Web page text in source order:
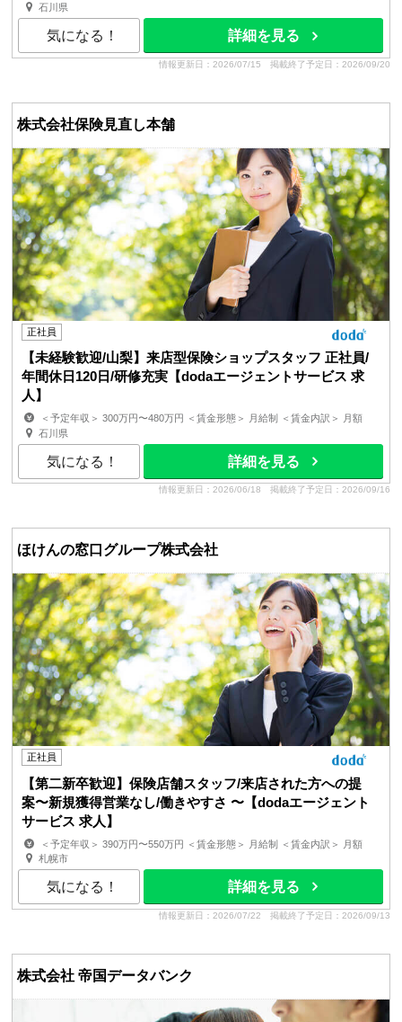
（基本給）：170,000円 その他固定手当/月：46,200...
石川県
気になる！ 詳細を見る
情報更新日：2026/07/15 掲載終了予定日：2026/09/20
株式会社保険見直し本舗
正社員
【未経験歓迎/山梨】来店型保険ショップスタッフ 正社員/
年間休日120日/研修充実【dodaエージェントサービス 求
人】
＜予定年収＞ 300万円〜480万円 ＜賃金形態＞ 月給制 ＜賃金内訳＞ 月額
（基本給）：200,000円〜320,000円 固定残業手当/...
石川県
気になる！ 詳細を見る
情報更新日：2026/06/18 掲載終了予定日：2026/09/16
ほけんの窓口グループ株式会社
正社員
【第二新卒歓迎】保険店舗スタッフ/来店された方への提
案〜新規獲得営業なし/働きやすさ 〜【dodaエージェント
サービス 求人】
＜予定年収＞ 390万円〜550万円 ＜賃金形態＞ 月給制 ＜賃金内訳＞ 月額
（基本給）：250,000円〜368,000円 その他固定手当...
札幌市
気になる！ 詳細を見る
情報更新日：2026/07/22 掲載終了予定日：2026/09/13
株式会社 帝国データバンク